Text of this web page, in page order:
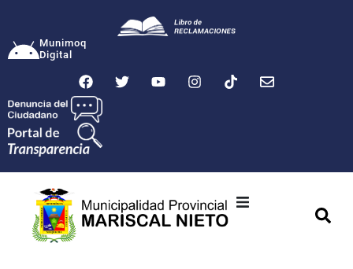
Munimoq
Digital